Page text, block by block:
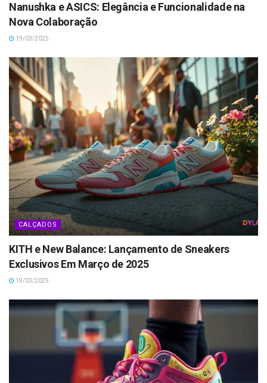
Nanushka e ASICS: Elegância e Funcionalidade na
Nova Colaboração
19/03/2025
CALÇADOS
KITH e New Balance: Lançamento de Sneakers
Exclusivos Em Março de 2025
19/03/2025